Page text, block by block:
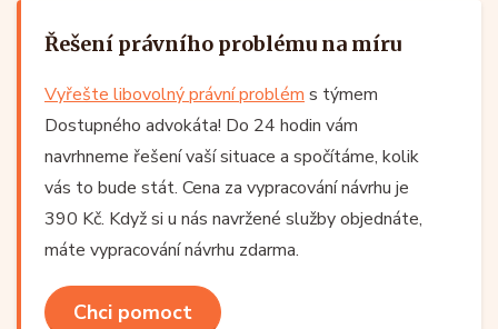
Řešení právního problému na míru
Vyřešte libovolný právní problém s týmem
Dostupného advokáta! Do 24 hodin vám
navrhneme řešení vaší situace a spočítáme, kolik
vás to bude stát. Cena za vypracování návrhu je
390 Kč. Když si u nás navržené služby objednáte,
máte vypracování návrhu zdarma.
Chci pomoct